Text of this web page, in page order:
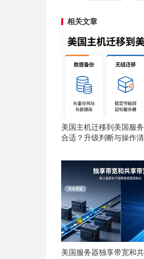
相关文章
美国主机迁移到美国服
合适？升级判断与操作
美国服务器独享带宽和